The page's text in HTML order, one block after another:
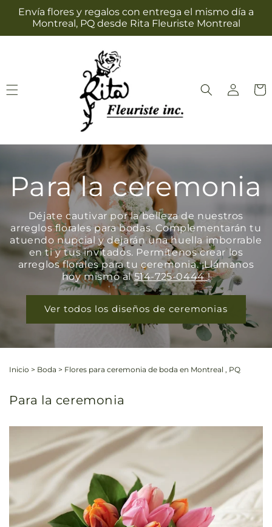
directamente
al contenido
Envía flores y regalos con entrega el mismo día a
Montreal, PQ desde Rita Fleuriste Montreal
Iniciar
sesión
Para la ceremonia
Déjate cautivar por la belleza de nuestros
arreglos florales para bodas. Complementarán tu
atuendo nupcial y dejarán una huella imborrable
en ti y tus invitados. Permítenos crear los
arreglos florales para tu ceremonia. ¡Llámanos
hoy mismo al514-725-0444!
Ver todos los diseños de ceremonias
Inicio > Boda > Flores para ceremonia de boda en Montreal , PQ
Para la ceremonia